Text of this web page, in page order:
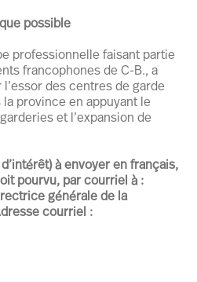
possible
professionnelle faisant partie
francophones de C-B., a
des centres de garde
province en appuyant le
et l’expansion de
à envoyer en français,
pourvu, par courriel à :
générale de la
courriel :